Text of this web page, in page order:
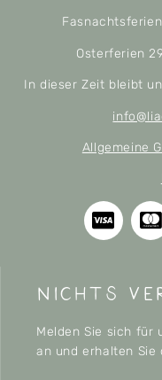
Osterferien
In dieser Zeit bleibt
Allgemeine
nichts
Melden Sie sich für
an und erhalten Sie